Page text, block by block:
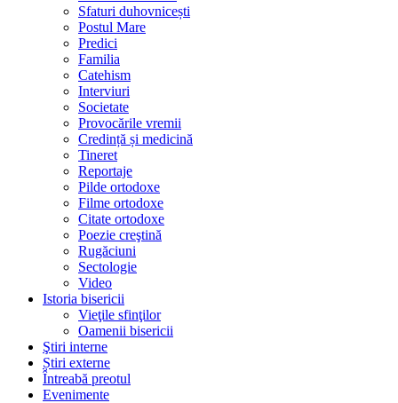
Sfaturi duhovnicești
Postul Mare
Predici
Familia
Catehism
Interviuri
Societate
Provocările vremii
Credință și medicină
Tineret
Reportaje
Pilde ortodoxe
Filme ortodoxe
Citate ortodoxe
Poezie creştină
Rugăciuni
Sectologie
Video
Istoria bisericii
Vieţile sfinţilor
Oamenii bisericii
Ştiri interne
Știri externe
Întreabă preotul
Evenimente